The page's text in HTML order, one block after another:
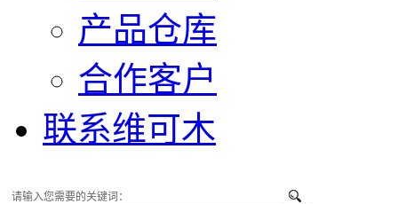
产品仓库
合作客户
联系维可木